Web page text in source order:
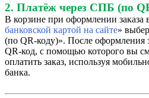
2. Платёж через СПБ (по
В корзине при оформлении заказа
банковской картой на сайте»
(по QR-коду)». После оформления
QR-код, с помощью которого вы
оплатить заказ, используя
банка.